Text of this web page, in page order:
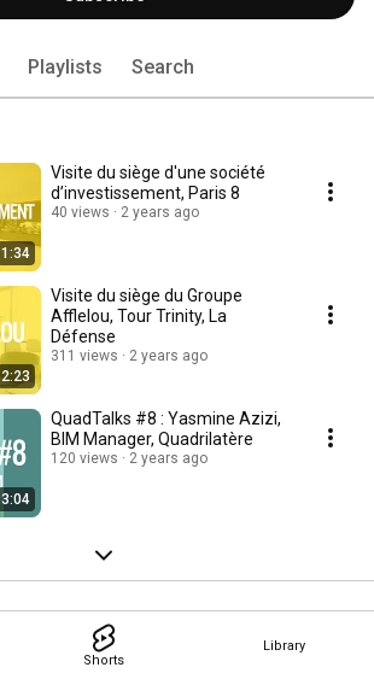
Shorts
Library
Playlists Search
1:34
Visite du siège d'une société
d’investissement, Paris 8
40 views 2 years ago
2:23
Visite du siège du Groupe
Afflelou, Tour Trinity, La
Défense
311 views 2 years ago
3:04
QuadTalks #8 : Yasmine Azizi,
BIM Manager, Quadrilatère
120 views 2 years ago